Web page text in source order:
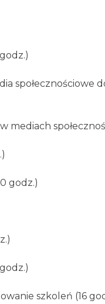
społecznościowe
godz.)
szkoleń (16